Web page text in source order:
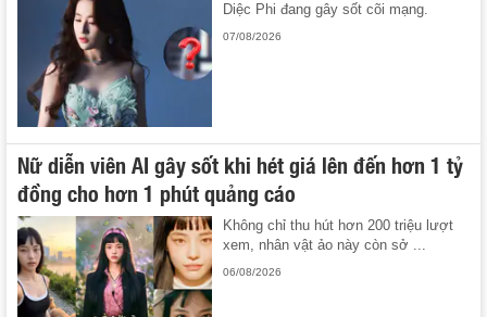
Diệc Phi đang gây sốt cõi mạng.
07/08/2026
Nữ diễn viên AI gây sốt khi hét giá lên đến hơn 1 tỷ
đồng cho hơn 1 phút quảng cáo
Không chỉ thu hút hơn 200 triệu lượt
xem, nhân vật ảo này còn sở ...
06/08/2026